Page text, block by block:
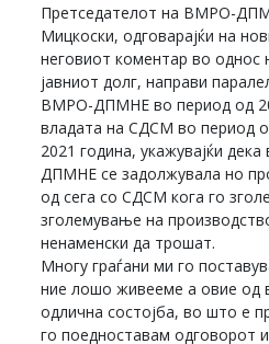
Претседателот на ВМРО-
Мицкоски, одговарајќи на
неговиот коментар во однос
јавниот долг, направи
ВМРО-ДПМНЕ во период од
владата на СДСМ во период
2021 година, укажувајќи
ДПМНЕ се задолжувала но
од сега со СДСМ кога го
зголемување на
ненаменски да трошат.
Многу граѓани ми го
ние лошо живееме а овие од
одлична состојба, во што е
го поедноставам одговорот